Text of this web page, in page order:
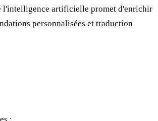
l'intelligence artificielle promet d'enrichir
personnalisées et traduction